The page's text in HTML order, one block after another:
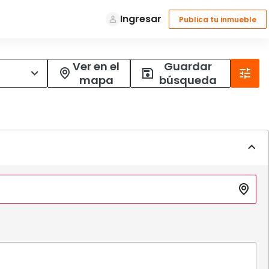
Ver en el
mapa
Guardar
búsqueda